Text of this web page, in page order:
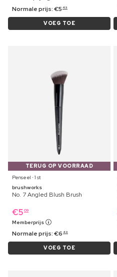
Normale prijs:€5 49
VOEG TOE
TERUG OP VOORRAAD
Penseel ⋅ 1 st
brushworks
No. 7 Angled Blush Brush
€5 09
Memberprijs
Normale prijs:€6 49
VOEG TOE